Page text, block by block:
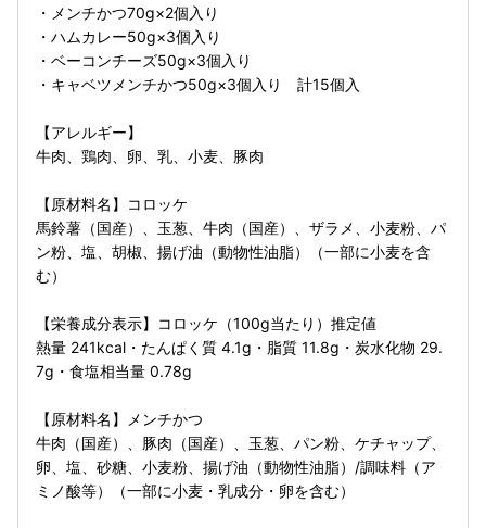
・メンチかつ70g×2個入り
・ハムカレー50g×3個入り
・ベーコンチーズ50g×3個入り
・キャベツメンチかつ50g×3個入り 計15個入
【アレルギー】
牛肉、鶏肉、卵、乳、小麦、豚肉
【原材料名】コロッケ
馬鈴薯（国産）、玉葱、牛肉（国産）、ザラメ、小麦粉、パ
ン粉、塩、胡椒、揚げ油（動物性油脂）（一部に小麦を含
む）
【栄養成分表示】コロッケ（100g当たり）推定値
熱量 241kcal・たんぱく質 4.1g・脂質 11.8g・炭水化物 29.
7g・食塩相当量 0.78g
【原材料名】メンチかつ
牛肉（国産）、豚肉（国産）、玉葱、パン粉、ケチャップ、
卵、塩、砂糖、小麦粉、揚げ油（動物性油脂）/調味料（ア
ミノ酸等）（一部に小麦・乳成分・卵を含む）